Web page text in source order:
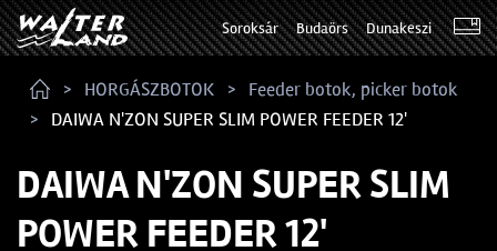
Soroksár Budaörs Dunakeszi
HORGÁSZBOTOK
Feeder botok, picker botok
DAIWA N'ZON SUPER SLIM POWER FEEDER 12'
DAIWA N'ZON SUPER SLIM
POWER FEEDER 12'